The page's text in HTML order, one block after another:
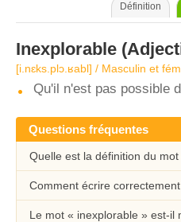
Définition
Inexplorable
[i.nɛks.plɔ.ʁabl] / Masculin et
Qu'il n'est pas possible
Questions fréquentes
Quelle est la définition du
Comment écrire
Le mot « inexplorable » est-il